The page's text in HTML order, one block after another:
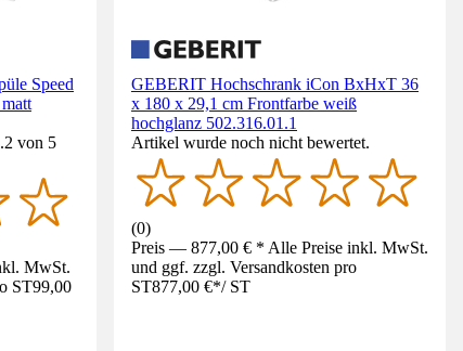
Speed
von 5
MwSt.
ST99,00
GEBERIT Hochschrank iCon BxHxT 36
x 180 x 29,1 cm Frontfarbe weiß
hochglanz 502.316.01.1
Artikel wurde noch nicht bewertet.
(0)
Preis — 877,00 € * Alle Preise inkl. MwSt.
und ggf. zzgl. Versandkosten pro
ST877,00 €*/ ST